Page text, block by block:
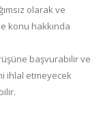
olarak ve
konu hakkında
başvurabilir ve
ihlal etmeyecek